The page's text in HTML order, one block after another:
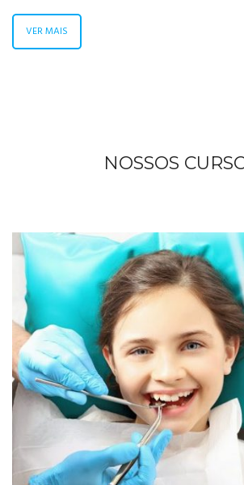
VER MAIS
NOSSOS